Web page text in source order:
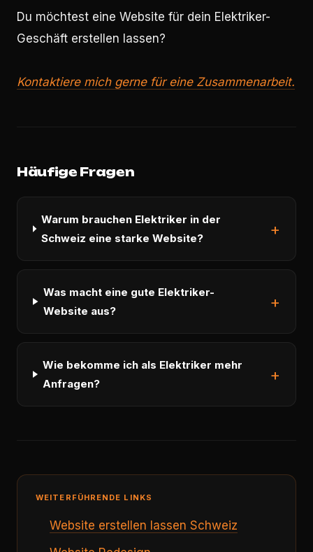
Du möchtest eine Website für dein Elektriker-
Geschäft erstellen lassen?
Kontaktiere mich gerne für eine Zusammenarbeit.
Häufige Fragen
Warum brauchen Elektriker in der
Schweiz eine starke Website?
Was macht eine gute Elektriker-
Website aus?
Wie bekomme ich als Elektriker mehr
Anfragen?
WEITERFÜHRENDE LINKS
Website erstellen lassen Schweiz